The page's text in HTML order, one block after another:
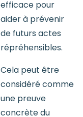
efficace pour
aider à prévenir
de futurs actes
répréhensibles.
Cela peut être
considéré comme
une preuve
concrète du